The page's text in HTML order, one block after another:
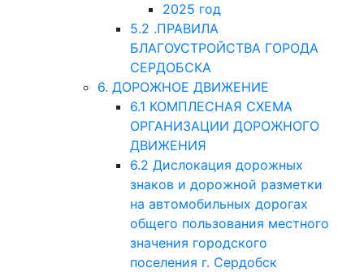
2025 год
5.2 .ПРАВИЛА
БЛАГОУСТРОЙСТВА ГОРОДА
СЕРДОБСКА
6. ДОРОЖНОЕ ДВИЖЕНИЕ
6.1 КОМПЛЕСНАЯ СХЕМА
ОРГАНИЗАЦИИ ДОРОЖНОГО
ДВИЖЕНИЯ
6.2 Дислокация дорожных
знаков и дорожной разметки
на автомобильных дорогах
общего пользования местного
значения городского
поселения г. Сердобск